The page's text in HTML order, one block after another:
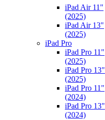
iPad Air 11"
(2025)
iPad Air 13"
(2025)
iPad Pro
iPad Pro 11"
(2025)
iPad Pro 13"
(2025)
iPad Pro 11"
(2024)
iPad Pro 13"
(2024)